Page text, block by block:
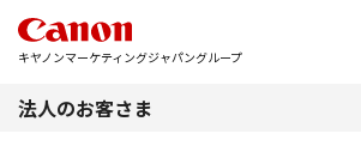
キヤノンマーケティングジャパングループ
法人のお客さま